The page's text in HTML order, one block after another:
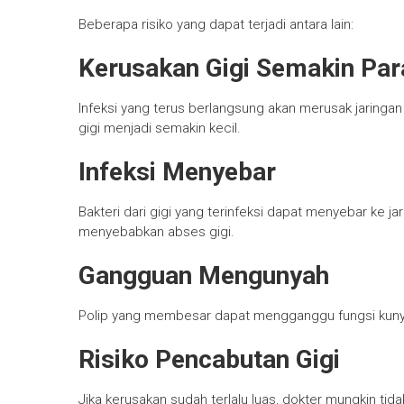
Beberapa risiko yang dapat terjadi antara lain:
Kerusakan Gigi Semakin
Infeksi yang terus berlangsung akan merusak
gigi menjadi semakin kecil.
Infeksi Menyebar
Bakteri dari gigi yang terinfeksi dapat menyebar ke
menyebabkan abses gigi.
Gangguan Mengunyah
Polip yang membesar dapat mengganggu fungsi
Risiko Pencabutan Gigi
Jika kerusakan sudah terlalu luas, dokter mungkin